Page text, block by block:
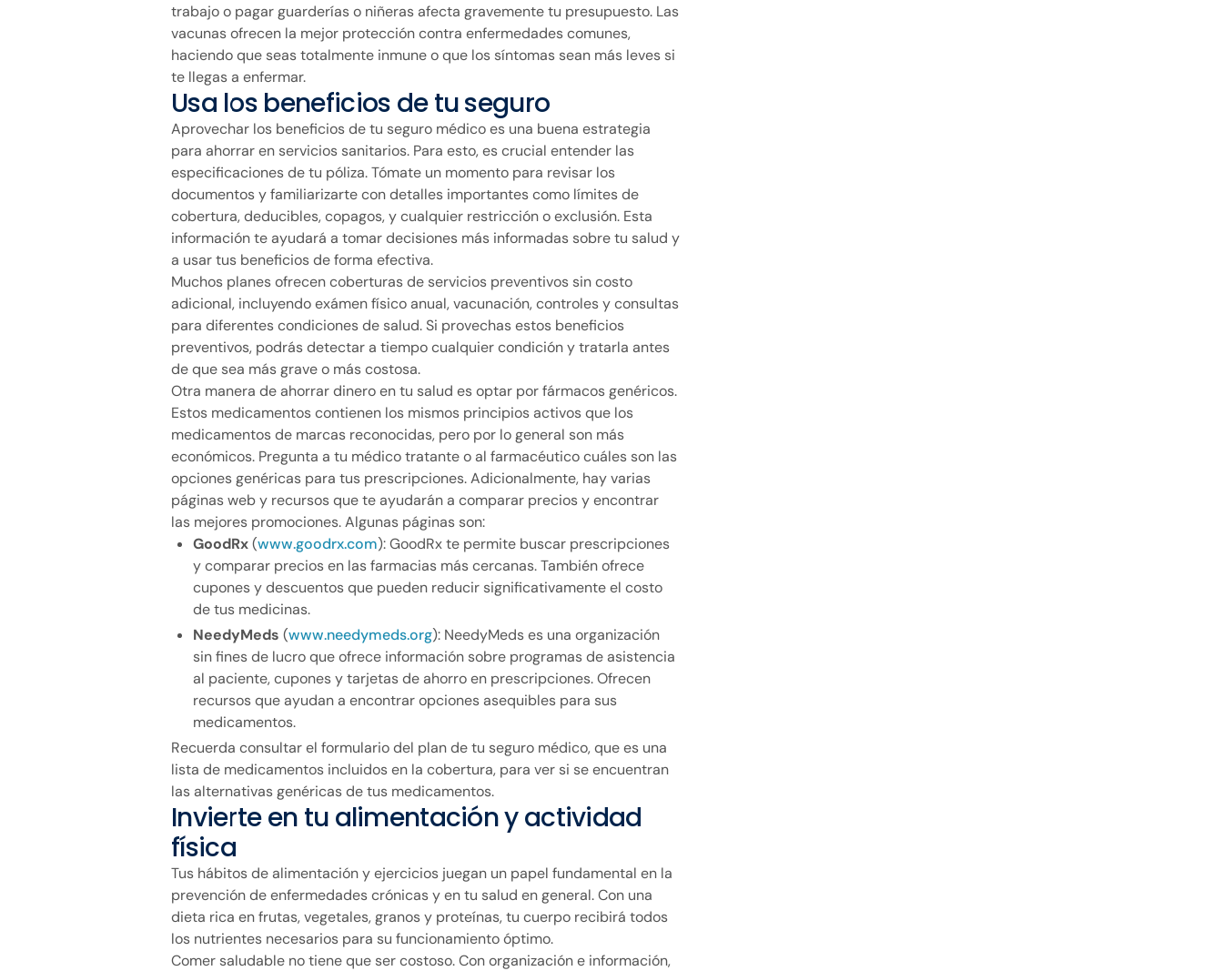
trabajo o pagar guarderías o niñeras afecta gravemente tu presupuesto. Las
vacunas ofrecen la mejor protección contra enfermedades comunes,
haciendo que seas totalmente inmune o que los síntomas sean más leves si
te llegas a enfermar.
Usa los beneficios de tu seguro
Aprovechar los beneficios de tu seguro médico es una buena estrategia
para ahorrar en servicios sanitarios. Para esto, es crucial entender las
especificaciones de tu póliza. Tómate un momento para revisar los
documentos y familiarizarte con detalles importantes como límites de
cobertura, deducibles, copagos, y cualquier restricción o exclusión. Esta
información te ayudará a tomar decisiones más informadas sobre tu salud y
a usar tus beneficios de forma efectiva.
Muchos planes ofrecen coberturas de servicios preventivos sin costo
adicional, incluyendo exámen físico anual, vacunación, controles y consultas
para diferentes condiciones de salud. Si provechas estos beneficios
preventivos, podrás detectar a tiempo cualquier condición y tratarla antes
de que sea más grave o más costosa.
Otra manera de ahorrar dinero en tu salud es optar por fármacos genéricos.
Estos medicamentos contienen los mismos principios activos que los
medicamentos de marcas reconocidas, pero por lo general son más
económicos. Pregunta a tu médico tratante o al farmacéutico cuáles son las
opciones genéricas para tus prescripciones. Adicionalmente, hay varias
páginas web y recursos que te ayudarán a comparar precios y encontrar
las mejores promociones. Algunas páginas son:
GoodRx(www.goodrx.com): GoodRx te permite buscar prescripciones
y comparar precios en las farmacias más cercanas. También ofrece
cupones y descuentos que pueden reducir significativamente el costo
de tus medicinas.
NeedyMeds (www.needymeds.org): NeedyMeds es una organización
sin fines de lucro que ofrece información sobre programas de asistencia
al paciente, cupones y tarjetas de ahorro en prescripciones. Ofrecen
recursos que ayudan a encontrar opciones asequibles para sus
medicamentos.
Recuerda consultar el formulario del plan de tu seguro médico, que es una
lista de medicamentos incluidos en la cobertura, para ver si se encuentran
las alternativas genéricas de tus medicamentos.
Invierte en tu alimentación y actividad
física
Tus hábitos de alimentación y ejercicios juegan un papel fundamental en la
prevención de enfermedades crónicas y en tu salud en general. Con una
dieta rica en frutas, vegetales, granos y proteínas, tu cuerpo recibirá todos
los nutrientes necesarios para su funcionamiento óptimo.
Comer saludable no tiene que ser costoso. Con organización e información,